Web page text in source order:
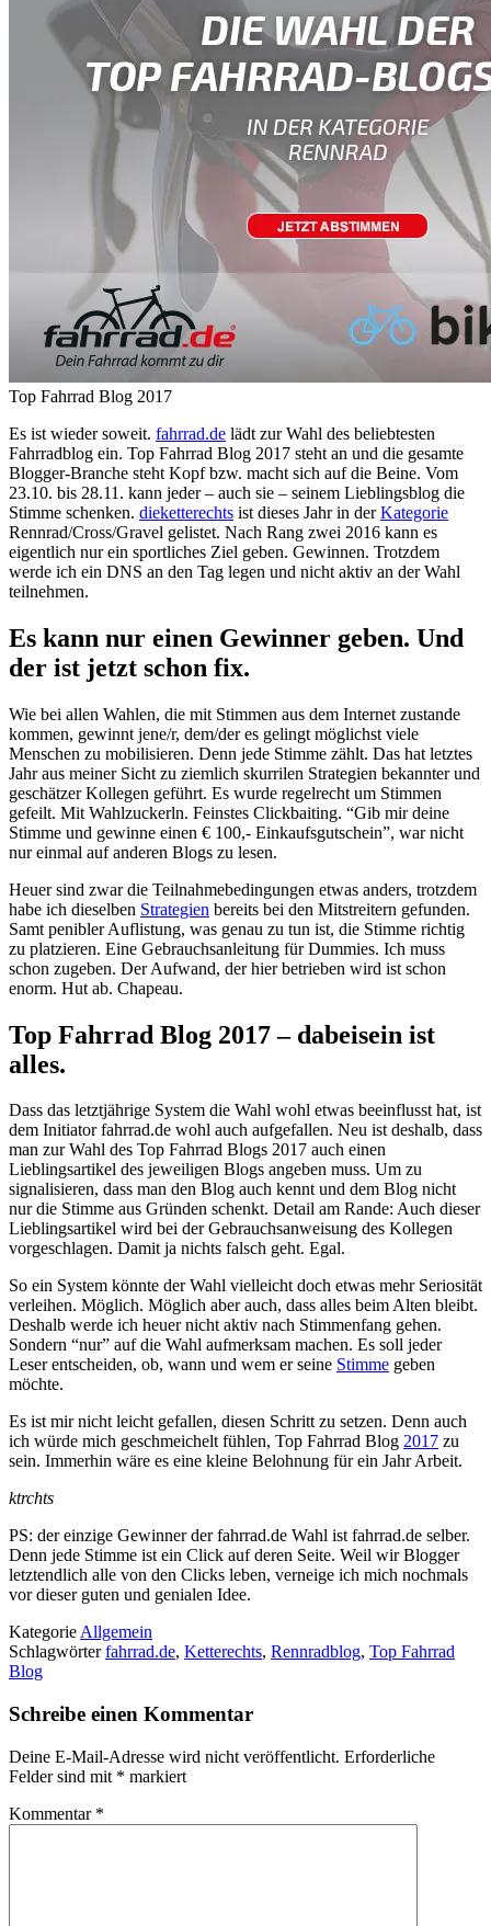
Top Fahrrad Blog 2017
Es ist wieder soweit. fahrrad.de lädt zur Wahl des beliebtesten
Fahrradblog ein. Top Fahrrad Blog 2017 steht an und die gesamte
Blogger-Branche steht Kopf bzw. macht sich auf die Beine. Vom
23.10. bis 28.11. kann jeder – auch sie – seinem Lieblingsblog die
Stimme schenken. dieketterechts ist dieses Jahr in derKategorie
Rennrad/Cross/Gravel gelistet. Nach Rang zwei 2016 kann es
eigentlich nur ein sportliches Ziel geben. Gewinnen. Trotzdem
werde ich ein DNS an den Tag legen und nicht aktiv an der Wahl
teilnehmen.
Es kann nur einen Gewinner geben. Und
der ist jetzt schon fix.
Wie bei allen Wahlen, die mit Stimmen aus dem Internet zustande
kommen, gewinnt jene/r, dem/der es gelingt möglichst viele
Menschen zu mobilisieren. Denn jede Stimme zählt. Das hat letztes
Jahr aus meiner Sicht zu ziemlich skurrilen Strategien bekannter und
geschätzer Kollegen geführt. Es wurde regelrecht um Stimmen
gefeilt. Mit Wahlzuckerln. Feinstes Clickbaiting. “Gib mir deine
Stimme und gewinne einen € 100,- Einkaufsgutschein”, war nicht
nur einmal auf anderen Blogs zu lesen.
Heuer sind zwar die Teilnahmebedingungen etwas anders, trotzdem
habe ich dieselben Strategien bereits bei den Mitstreitern gefunden.
Samt penibler Auflistung, was genau zu tun ist, die Stimme richtig
zu platzieren. Eine Gebrauchsanleitung für Dummies. Ich muss
schon zugeben. Der Aufwand, der hier betrieben wird ist schon
enorm. Hut ab. Chapeau.
Top Fahrrad Blog 2017 – dabeisein ist
alles.
Dass das letztjährige System die Wahl wohl etwas beeinflusst hat, ist
dem Initiator fahrrad.de wohl auch aufgefallen. Neu ist deshalb, dass
man zur Wahl des Top Fahrrad Blogs 2017 auch einen
Lieblingsartikel des jeweiligen Blogs angeben muss. Um zu
signalisieren, dass man den Blog auch kennt und dem Blog nicht
nur die Stimme aus Gründen schenkt. Detail am Rande: Auch dieser
Lieblingsartikel wird bei der Gebrauchsanweisung des Kollegen
vorgeschlagen. Damit ja nichts falsch geht. Egal.
So ein System könnte der Wahl vielleicht doch etwas mehr Seriosität
verleihen. Möglich. Möglich aber auch, dass alles beim Alten bleibt.
Deshalb werde ich heuer nicht aktiv nach Stimmenfang gehen.
Sondern “nur” auf die Wahl aufmerksam machen. Es soll jeder
Leser entscheiden, ob, wann und wem er seine Stimme geben
möchte.
Es ist mir nicht leicht gefallen, diesen Schritt zu setzen. Denn auch
ich würde mich geschmeichelt fühlen, Top Fahrrad Blog 2017 zu
sein. Immerhin wäre es eine kleine Belohnung für ein Jahr Arbeit.
ktrchts
PS: der einzige Gewinner der fahrrad.de Wahl ist fahrrad.de selber.
Denn jede Stimme ist ein Click auf deren Seite. Weil wir Blogger
letztendlich alle von den Clicks leben, verneige ich mich nochmals
vor dieser guten und genialen Idee.
KategorieAllgemein
Schlagwörterfahrrad.de, Ketterechts, Rennradblog, Top Fahrrad
Blog
Schreibe einen Kommentar
Deine E-Mail-Adresse wird nicht veröffentlicht. Erforderliche
Felder sind mit * markiert
Kommentar *